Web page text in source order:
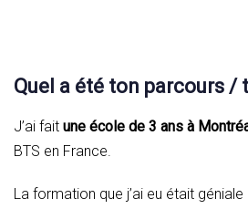
Quel a été ton parcours /
J’ai fait une école de 3 ans à
BTS en France.
La formation que j’ai eu était